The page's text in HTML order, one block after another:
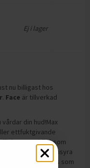
Ej i lager
nu billigast hos
. Face är tillverkad
din hud!Max
ettfuktgivande
som
med hyaluronsyra
konsistens som